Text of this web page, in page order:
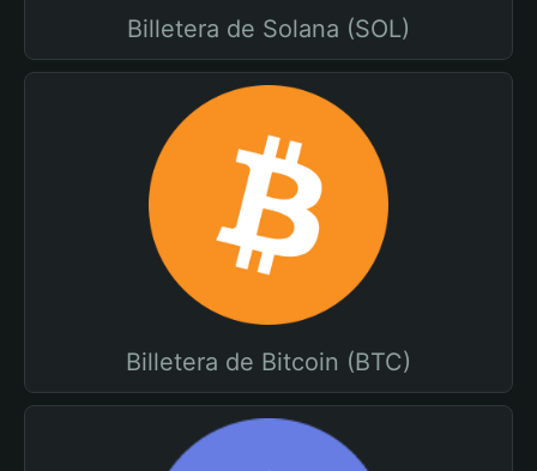
Billetera de Solana (SOL)
Billetera de Bitcoin (BTC)